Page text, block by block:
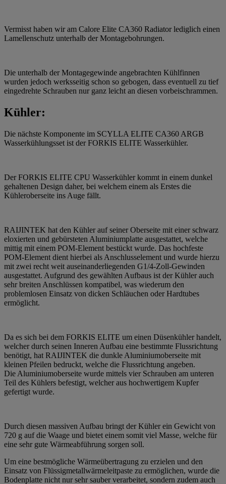
Vermisst haben wir am Calore Elite CA360 Radiator lediglich einen
Lamellenschutz unterhalb der Montagebohrungen.
Die unterhalb der Montagegewinde angebrachten Kühlfinnen
wurden jedoch werksseitig schon so gebogen, dass eventuell zu tief
eingedrehte Schrauben nur ganz leicht an diesen vorbeischrammen.
Kühler:
Die nächste Komponente im SCYLLA ELITE CA360 ARGB
Wasserkühlungsset ist der FORKIS ELITE Wasserkühler.
Der FORKIS ELITE CPU Wasserkühler kommt in einem dunkel
gehaltenen Design daher, bei welchem einem als Erstes die
Kühleroberseite ins Auge fällt.
RAIJINTEK hat den Kühler auf seiner Oberseite mit einer schwarz
eloxierten und gebürsteten Aluminiumplatte ausgestattet, welche
mittig mit einem POM-Element bestückt wurde. Das hochfeste
POM-Element dient hierbei als Anschlusselement und wurde hierzu
mit zwei recht weit auseinanderliegenden G1/4-Zoll-Gewinden
ausgestattet. Aufgrund des gewählten Aufbaus ist der Kühler auch
sehr breiten Anschlüssen kompatibel, was wiederum den
problemlosen Einsatz von dicken Schläuchen oder Hardtubes
ermöglicht.
Da es sich bei dem FORKIS ELITE um einen Düsenkühler handelt,
welcher durch seinen Inneren Aufbau eine bestimmte Flussrichtung
benötigt, hat RAIJINTEK die dunkle Aluminiumoberseite mit
kleinen Pfeilen bedruckt, welche die Flussrichtung angeben.
Die Aluminiumoberseite wurde mittels vier Schrauben am unteren
Teil des Kühlers befestigt, welcher aus hochwertigem Kupfer
gefertigt wurde.
Durch diesen massiven Aufbau bringt der Kühler ein Gewicht von
720 g auf die Waage und bietet einem somit viel Masse, welche für
eine sehr gute Wärmeabführung sorgen soll.
Um eine bestmögliche Wärmeübertragung zu erzielen und den
Einsatz von Flüssigmetallwärmeleitpaste zu ermöglichen, wurde die
Bodenplatte nicht nur sehr sauber verarbeitet, sondern zudem auch